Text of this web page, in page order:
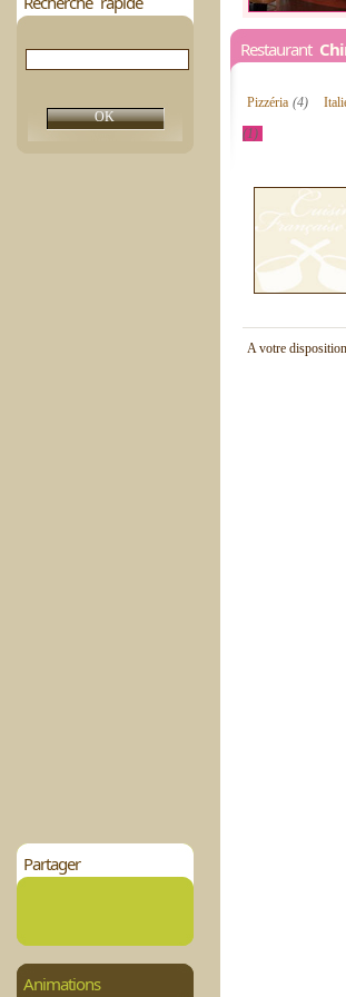
Partager
Animations
Restaurant
Pizzéria (4)
(1)
A votre